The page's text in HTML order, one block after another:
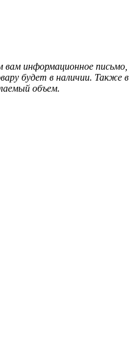
информационное письмо,
будет в наличии. Также в
объем.